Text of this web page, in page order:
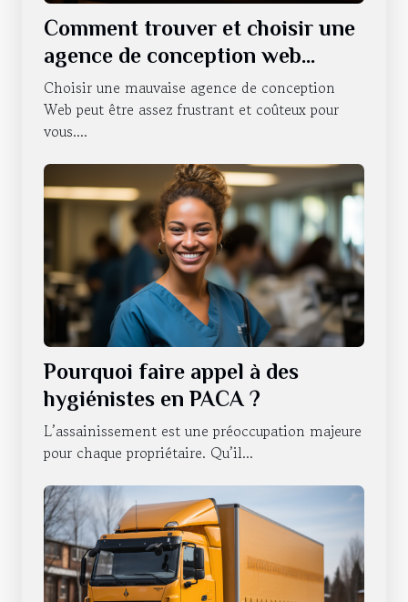
Comment trouver et choisir une
agence de conception web
professionnelle ?
Choisir une mauvaise agence de conception
Web peut être assez frustrant et coûteux pour
vous....
Pourquoi faire appel à des
hygiénistes en PACA ?
L’assainissement est une préoccupation majeure
pour chaque propriétaire. Qu’il...